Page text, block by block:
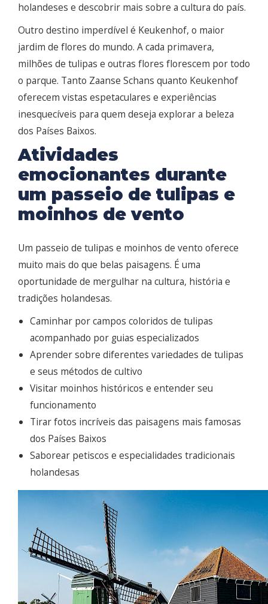
holandeses e descobrir mais sobre a cultura do país.
Outro destino imperdível é Keukenhof, o maior
jardim de flores do mundo. A cada primavera,
milhões de tulipas e outras flores florescem por todo
o parque. Tanto Zaanse Schans quanto Keukenhof
oferecem vistas espetaculares e experiências
inesquecíveis para quem deseja explorar a beleza
dos Países Baixos.
Atividades
emocionantes durante
um passeio de tulipas e
moinhos de vento
Um passeio de tulipas e moinhos de vento oferece
muito mais do que belas paisagens. É uma
oportunidade de mergulhar na cultura, história e
tradições holandesas.
Caminhar por campos coloridos de tulipas
acompanhado por guias especializados
Aprender sobre diferentes variedades de tulipas
e seus métodos de cultivo
Visitar moinhos históricos e entender seu
funcionamento
Tirar fotos incríveis das paisagens mais famosas
dos Países Baixos
Saborear petiscos e especialidades tradicionais
holandesas